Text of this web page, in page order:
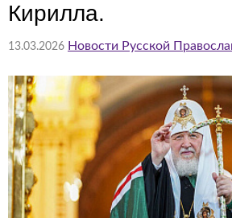
Кирилла.
13.03.2026 Новости Русской